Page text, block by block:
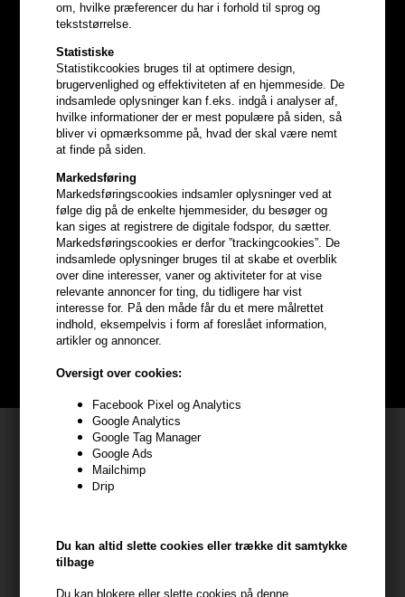
om, hvilke præferencer du har i forhold til sprog og
tekststørrelse.
Statistiske
Statistikcookies bruges til at optimere design,
brugervenlighed og effektiviteten af en hjemmeside. De
indsamlede oplysninger kan f.eks. indgå i analyser af,
hvilke informationer der er mest populære på siden, så
bliver vi opmærksomme på, hvad der skal være nemt
at finde på siden.
Markedsføring
Markedsføringscookies indsamler oplysninger ved at
følge dig på de enkelte hjemmesider, du besøger og
kan siges at registrere de digitale fodspor, du sætter.
Markedsføringscookies er derfor ”trackingcookies”. De
indsamlede oplysninger bruges til at skabe et overblik
over dine interesser, vaner og aktiviteter for at vise
relevante annoncer for ting, du tidligere har vist
interesse for. På den måde får du et mere målrettet
indhold, eksempelvis i form af foreslået information,
artikler og annoncer.
Oversigt over cookies:
Facebook Pixel og Analytics
Google Analytics
Google Tag Manager
Google Ads
Mailchimp
Drip
Du kan altid slette cookies eller trække dit samtykke
tilbage
Du kan blokere eller slette cookies på denne
Optjen5% bonuskronerpå
hele din ordre
Bliv helt gratis en del af vores kundeklub og optjen rabatter når du
handler
BLIV GRATIS MEDLEM HER
Kundeservice
Frisenborgvej 6A
CVR: 44874253
kundeservice@hair247.dk
Tlf. 23839799 (hverdage 9-14)